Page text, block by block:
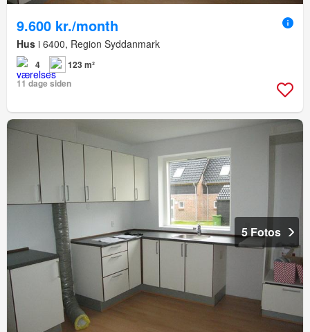
9.600 kr./month
Hus i 6400, Region Syddanmark
4
123 m²
11 dage siden
5 Fotos